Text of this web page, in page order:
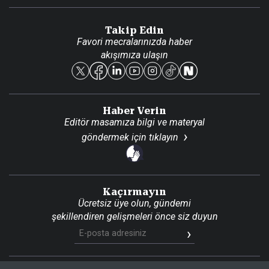
Reklam Ver
Takip Edin
Favori mecralarınızda haber
akışımıza ulaşın
Haber Verin
Editör masamıza bilgi ve materyal
göndermek için tıklayın
Kaçırmayın
Ücretsiz üye olun, gündemi
şekillendiren gelişmeleri önce siz duyun